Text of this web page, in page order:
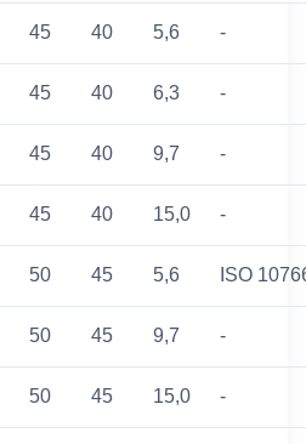
45 40 5,6 -
45 40 6,3 -
45 40 9,7 -
45 40 15,0 -
50 45 5,6 ISO
50 45 9,7 -
50 45 15,0 -